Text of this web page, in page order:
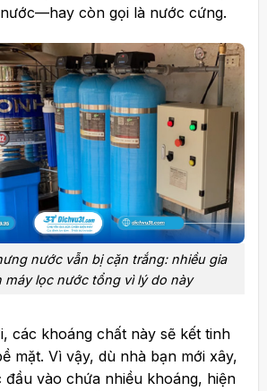
còn gọi là nước cứng.
nước vẫn bị cặn trắng: nhiều gia
máy lọc nước tổng vì lý do này
các khoáng chất này sẽ kết tinh
mặt. Vì vậy, dù nhà bạn mới xây,
vào chứa nhiều khoáng, hiện